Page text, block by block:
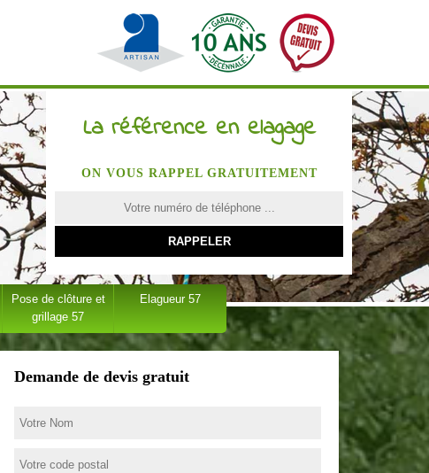
La référence en elagage
ON VOUS RAPPEL GRATUITEMENT
Pose de clôture et
grillage 57
Elagueur 57
Demande de devis gratuit